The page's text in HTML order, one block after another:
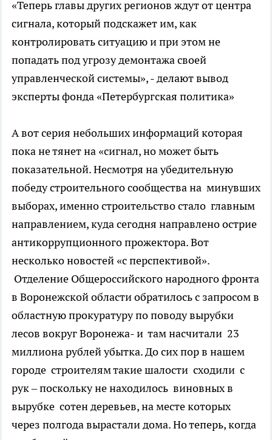
«Теперь главы других регионов ждут от центра
сигнала, который подскажет им, как
контролировать ситуацию и при этом не
попадать под угрозу демонтажа своей
управленческой системы», - делают вывод
эксперты фонда «Петербургская политика»
А вот серия небольших информаций которая
пока не тянет на «сигнал, но может быть
показательной. Несмотря на убедительную
победу строительного сообщества на минувших
выборах, именно строительство стало главным
направлением, куда сегодня направлено острие
антикоррупционного прожектора. Вот
несколько новостей «с перспективой».
Отделение Общероссийского народного фронта
в Воронежской области обратилось с запросом в
областную прокуратуру по поводу вырубки
лесов вокруг Воронежа- и там насчитали 23
миллиона рублей убытка. До сих пор в нашем
городе строителям такие шалости сходили с
рук – поскольку не находилось виновных в
вырубке сотен деревьев, на месте которых
через полгода вырастали дома. Но теперь, когда